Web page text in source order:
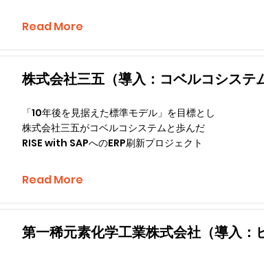
Read More
株式会社三五（導入：コベルコシステ
「10年後を見据えた標準モデル」を目標とし
株式会社三五がコベルコシステムと歩んだ
RISE with SAPへのERP刷新プロジェクト
Read More
第一稀元素化学工業株式会社（導入：